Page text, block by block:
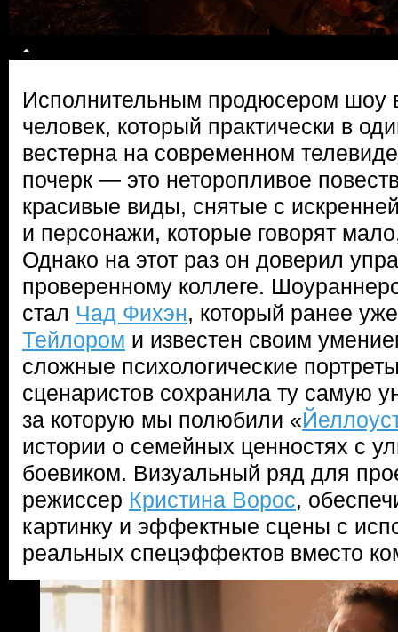
Исполнительным продюсером шоу
человек, который практически в
вестерна на современном
почерк — это неторопливое
красивые виды, снятые с
и персонажи, которые говорят
Однако на этот раз он доверил
проверенному коллеге.
стал Чад Фихэн, который ранее
Тейлором и известен своим
сложные психологические
сценаристов сохранила ту самую
за которую мы полюбили «
истории о семейных ценностях с
боевиком. Визуальный ряд для
режиссер Кристина Ворос,
картинку и эффектные сцены с
реальных спецэффектов вместо